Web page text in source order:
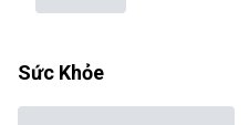
Sức Khỏe